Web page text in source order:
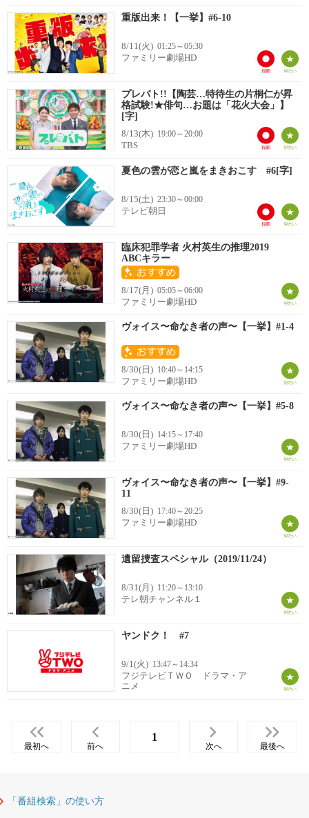
重版出来！【一挙】#6-10
8/11(火) 01:25～05:30
ファミリー劇場HD
プレバト!!【陶芸…特待生の片桐仁が昇
格試験!★俳句…お題は「花火大会」】
[字]
8/13(木) 19:00～20:00
TBS
夏色の雲が恋と嵐をまきおこす #6[字]
8/15(土) 23:30～00:00
テレビ朝日
臨床犯罪学者 火村英生の推理2019
ABCキラー
8/17(月) 05:05～06:00
ファミリー劇場HD
ヴォイス〜命なき者の声〜【一挙】#1-4
8/30(日) 10:40～14:15
ファミリー劇場HD
ヴォイス〜命なき者の声〜【一挙】#5-8
8/30(日) 14:15～17:40
ファミリー劇場HD
ヴォイス〜命なき者の声〜【一挙】#9-
11
8/30(日) 17:40～20:25
ファミリー劇場HD
遺留捜査スペシャル（2019/11/24）
8/31(月) 11:20～13:10
テレ朝チャンネル１
ヤンドク！ #7
9/1(火) 13:47～14:34
フジテレビＴＷＯ ドラマ・ア
ニメ
最初へ 前へ
1
次へ 最後へ
「番組検索」の使い方